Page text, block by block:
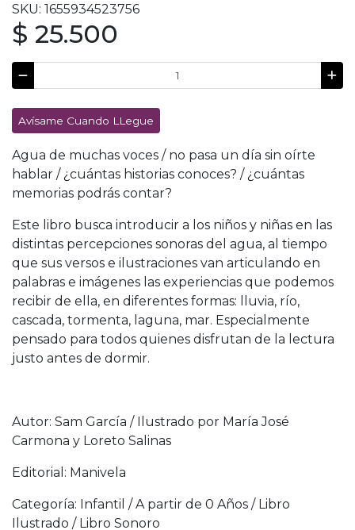
SKU: 1655934523756
$ 25.500
Avísame Cuando LLegue
Agua de muchas voces / no pasa un día sin oírte
hablar / ¿cuántas historias conoces? / ¿cuántas
memorias podrás contar?
Este libro busca introducir a los niños y niñas en las
distintas percepciones sonoras del agua, al tiempo
que sus versos e ilustraciones van articulando en
palabras e imágenes las experiencias que podemos
recibir de ella, en diferentes formas: lluvia, río,
cascada, tormenta, laguna, mar. Especialmente
pensado para todos quienes disfrutan de la lectura
justo antes de dormir.
Autor: Sam García / Ilustrado por María José
Carmona y Loreto Salinas
Editorial: Manivela
Categoría: Infantil / A partir de 0 Años / Libro
Ilustrado / Libro Sonoro